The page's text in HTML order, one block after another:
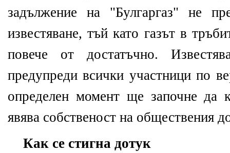
задължение на "Булгаргаз" не
известяване, тъй като газът в
повече от достатъчно.
предупреди всички участници по
определен момент ще започне да
явява собственост на обществения
Как се стигна дотук